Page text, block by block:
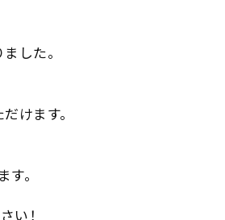
した。
けます。
。
い！